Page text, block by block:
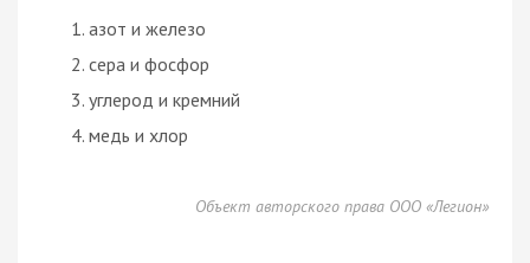
азот и железо
сера и фосфор
углерод и кремний
медь и хлор
Объект авторского права ООО «Легион»